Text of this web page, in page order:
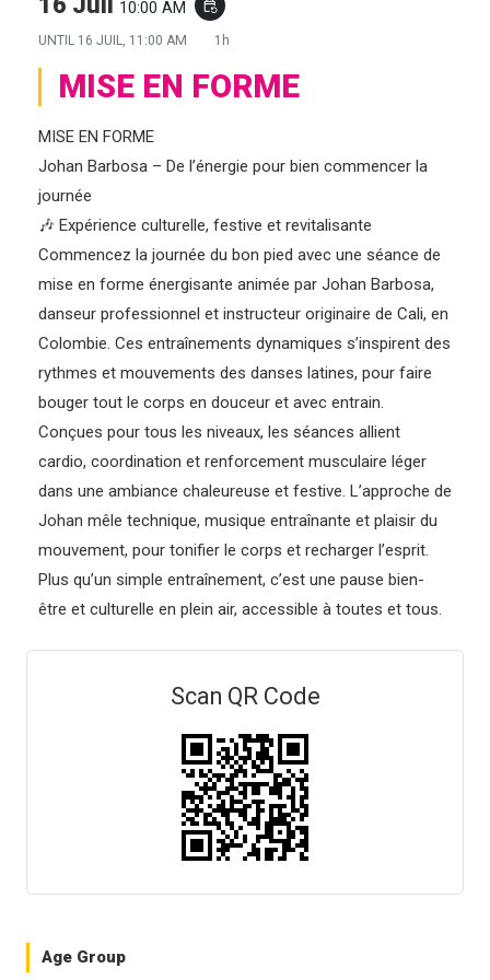
10:00 AM event_repeat
UNTIL 16 JUIL, 11:00 AM 1h
MISE EN FORME
MISE EN FORME
Johan Barbosa – De l’énergie pour bien commencer la
journée
🎶 Expérience culturelle, festive et revitalisante
Commencez la journée du bon pied avec une séance de
mise en forme énergisante animée par Johan Barbosa,
danseur professionnel et instructeur originaire de Cali, en
Colombie. Ces entraînements dynamiques s’inspirent des
rythmes et mouvements des danses latines, pour faire
bouger tout le corps en douceur et avec entrain.
Conçues pour tous les niveaux, les séances allient
cardio, coordination et renforcement musculaire léger
dans une ambiance chaleureuse et festive. L’approche de
Johan mêle technique, musique entraînante et plaisir du
mouvement, pour tonifier le corps et recharger l’esprit.
Plus qu’un simple entraînement, c’est une pause bien-
être et culturelle en plein air, accessible à toutes et tous.
Scan QR Code
Age Group